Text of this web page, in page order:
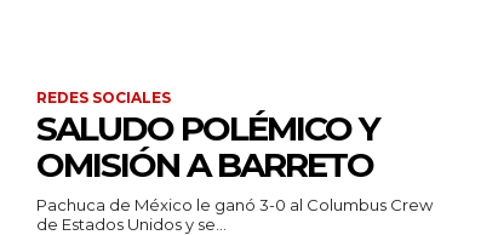
REDES SOCIALES
SALUDO POLÉMICO Y
OMISIÓN A BARRETO
Pachuca de México le ganó 3-0 al Columbus Crew
de Estados Unidos y se...